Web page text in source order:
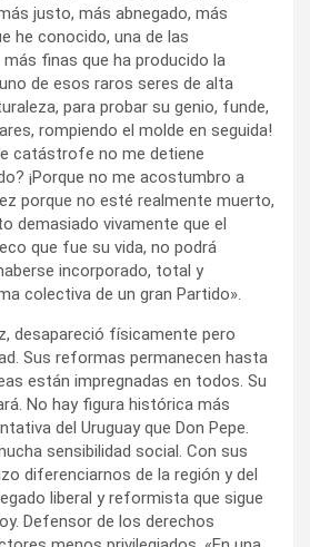
justo, más abnegado, más
he conocido, una de las
finas que ha producido la
de esos raros seres de alta
para probar su genio, funde,
rompiendo el molde en seguida!
catástrofe no me detiene
¡Porque no me acostumbro a
porque no esté realmente muerto,
demasiado vivamente que el
que fue su vida, no podrá
incorporado, total y
colectiva de un gran Partido».
desapareció físicamente pero
Sus reformas permanecen hasta
están impregnadas en todos. Su
No hay figura histórica más
del Uruguay que Don Pepe.
sensibilidad social. Con sus
diferenciarnos de la región y del
liberal y reformista que sigue
Defensor de los derechos